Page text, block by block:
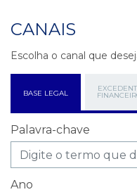
CANAIS
Escolha o canal que
BASE LEGAL
Palavra-chave
Ano